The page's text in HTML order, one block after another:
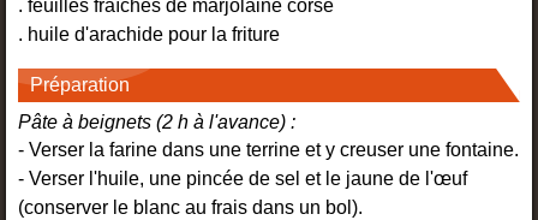
. feuilles fraîches de marjolaine corse
. huile d'arachide pour la friture
Préparation
Pâte à beignets (2 h à l'avance) :
- Verser la farine dans une terrine et y creuser une fontaine.
- Verser l'huile, une pincée de sel et le jaune de l'œuf
(conserver le blanc au frais dans un bol).